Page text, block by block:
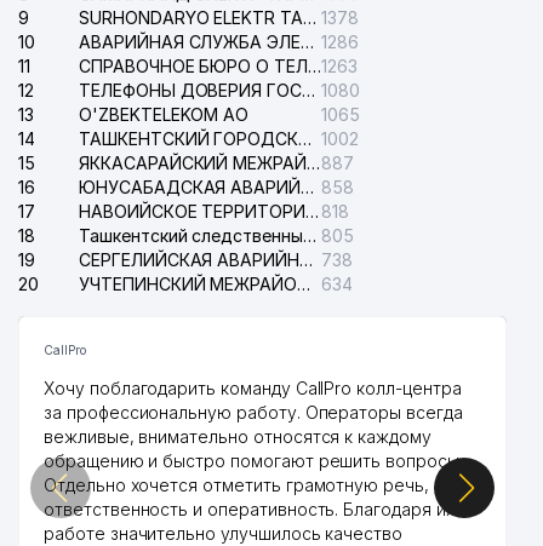
9
SURHONDARYO ELEKTR TARMOKLARI АО 1378
10
АВАРИЙНАЯ СЛУЖБА ЭЛЕКТРОСЕТИ ТАШКЕНТСКОГО РАЙОНА 1286
11
СПРАВОЧНОЕ БЮРО О ТЕЛЕФОНАХ ОРГАНИЗАЦИЙ г. ТАШКЕНТА1263
12
ТЕЛЕФОНЫ ДОВЕРИЯ ГОСУДАРСТВЕННОГО ЦЕНТРА ТЕСТИРОВАНИЯ 1080
13
O'ZBEKTELEKOM АО
1065
14
ТАШКЕНТСКИЙ ГОРОДСКОЙ СУД ПО ГРАЖДАНСКИМ ДЕЛАМ 1002
15
ЯККАСАРАЙСКИЙ МЕЖРАЙОННЫЙ СУД ПО ГРАЖДАНСКИМ ДЕЛАМ887
16
ЮНУСАБАДСКАЯ АВАРИЙНАЯ СЛУЖБА ЭЛЕКТРОСЕТИ 858
17
НАВОИЙСКОЕ ТЕРРИТОРИАЛЬНОЕ ПРЕДПРИЯТИЕ ЭЛЕКТРОСЕТИ АО 818
18
Ташкентский следственный изолятор 805
19
СЕРГЕЛИЙСКАЯ АВАРИЙНАЯ СЛУЖБА ЭЛЕКТРОСЕТИ 738
20
УЧТЕПИНСКИЙ МЕЖРАЙОННЫЙ СУД ПО ГРАЖДАНСКИМ ДЕЛАМ 634
CallPro
Хочу поблагодарить команду CallPro колл-центра
за профессиональную работу. Операторы всегда
вежливые, внимательно относятся к каждому
обращению и быстро помогают решить вопросы.
Отдельно хочется отметить грамотную речь,
ответственность и оперативность. Благодаря их
работе значительно улучшилось качество